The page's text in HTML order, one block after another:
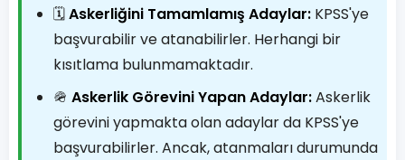
🗓️Askerliğini Tamamlamış Adaylar: KPSS'ye
başvurabilir ve atanabilirler. Herhangi bir
kısıtlama bulunmamaktadır.
🪖 Askerlik Görevini Yapan Adaylar:Askerlik
görevini yapmakta olan adaylar da KPSS'ye
başvurabilirler. Ancak, atanmaları durumunda